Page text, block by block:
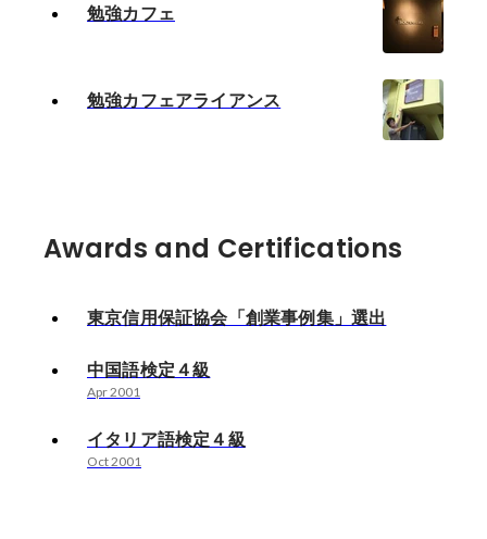
勉強カフェ
勉強カフェアライアンス
Awards and Certifications
東京信用保証協会「創業事例集」選出
中国語検定４級
Apr 2001
イタリア語検定４級
Oct 2001